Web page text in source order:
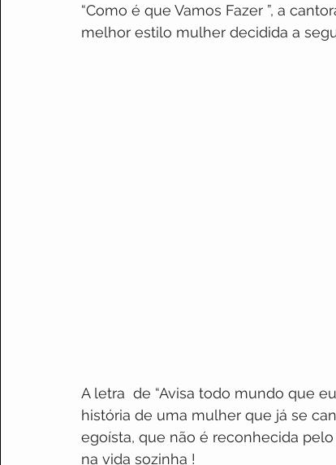
“Como é que Vamos Fazer ”, a
melhor estilo mulher decidida a
A letra  de “Avisa todo mundo que
história de uma mulher que já se
egoísta, que não é reconhecida
na vida sozinha !